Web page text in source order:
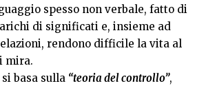
spesso non verbale, fatto di
di significati e, insieme ad
rendono difficile la vita al
mira.
basa sulla “teoria del controllo”,